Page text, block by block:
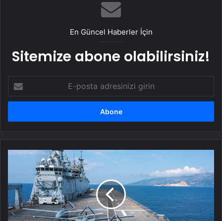
En Güncel Haberler İçin
Sitemize abone olabilirsiniz!
posta
adresinizi
Bayraktar
SİHA'lardan
DENİZKURDU-
2025
Tatbikatı'nda
tam